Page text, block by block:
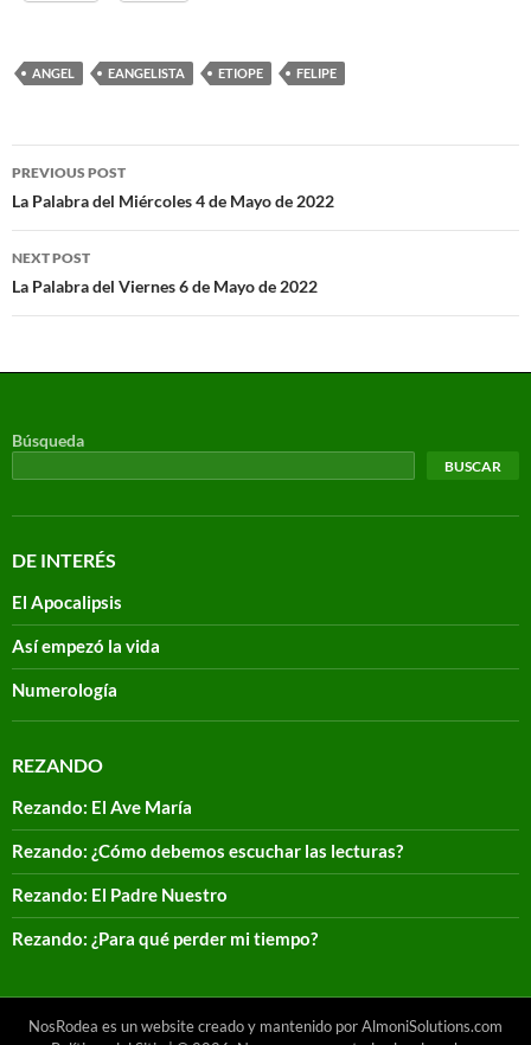
ANGEL EANGELISTA ETIOPE FELIPE
PREVIOUS POST
La Palabra del Miércoles 4 de Mayo de 2022
NEXT POST
La Palabra del Viernes 6 de Mayo de 2022
Búsqueda
BUSCAR
DE INTERÉS
El Apocalipsis
Así empezó la vida
Numerología
REZANDO
Rezando: El Ave María
Rezando: ¿Cómo debemos escuchar las lecturas?
Rezando: El Padre Nuestro
Rezando: ¿Para qué perder mi tiempo?
NosRodea es un website creado y mantenido por AlmoniSolutions.com